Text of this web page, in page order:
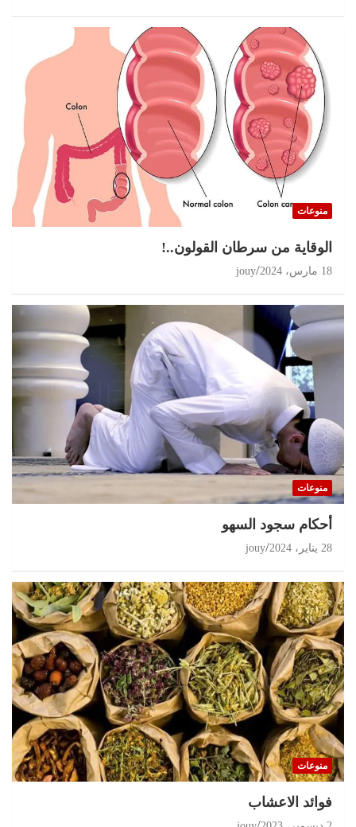
منوعات
الوقاية من سرطان القولون..!
18 مارس، 2024 jouy
منوعات
أحكام سجود السهو
28 يناير، 2024 jouy
منوعات
‏فوائد الاعشاب